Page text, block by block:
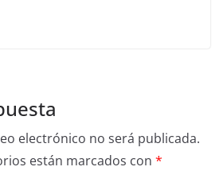
electrónico no será publicada.
están marcados con *